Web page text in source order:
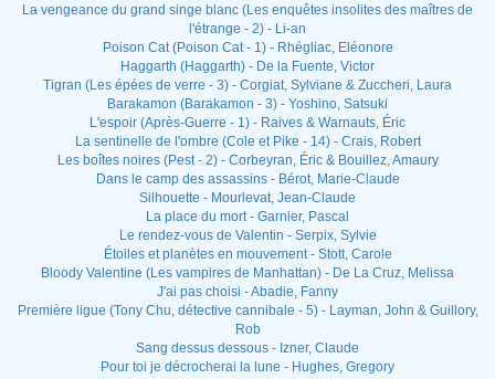
La vengeance du grand singe blanc (Les enquêtes insolites des maîtres de
l'étrange - 2) - Li-an
Poison Cat (Poison Cat - 1) - Rhégliac, Eléonore
Haggarth (Haggarth) - De la Fuente, Victor
Tigran (Les épées de verre - 3) - Corgiat, Sylviane & Zuccheri, Laura
Barakamon (Barakamon - 3) - Yoshino, Satsuki
L'espoir (Après-Guerre - 1) - Raives & Warnauts, Éric
La sentinelle de l'ombre (Cole et Pike - 14) - Crais, Robert
Les boîtes noires (Pest - 2) - Corbeyran, Éric & Bouillez, Amaury
Dans le camp des assassins - Bérot, Marie-Claude
Silhouette - Mourlevat, Jean-Claude
La place du mort - Garnier, Pascal
Le rendez-vous de Valentin - Serpix, Sylvie
Étoiles et planètes en mouvement - Stott, Carole
Bloody Valentine (Les vampires de Manhattan) - De La Cruz, Melissa
J'ai pas choisi - Abadie, Fanny
Première ligue (Tony Chu, détective cannibale - 5) - Layman, John & Guillory,
Rob
Sang dessus dessous - Izner, Claude
Pour toi je décrocherai la lune - Hughes, Gregory